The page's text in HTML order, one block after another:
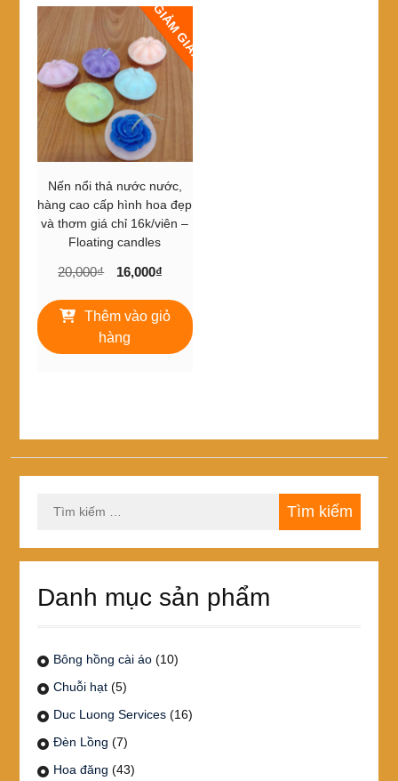
GIẢM GIÁ!
Nến nổi thả nước nước,
hàng cao cấp hình hoa đẹp
và thơm giá chỉ 16k/viên –
Floating candles
20,000₫
Giá
là:
20,000₫.
16,000₫
tại
16,000₫.
Thêm vào giỏ
hàng
kiếm
Danh mục sản phẩm
Bông hồng cài áo (10)
Chuỗi hạt (5)
Duc Luong Services (16)
Đèn Lồng (7)
Hoa đăng (43)